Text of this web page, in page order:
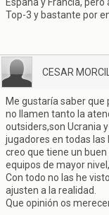
Top-3 y bastante por
CESAR
Me gustaría saber que
no llamen tanto la
outsiders,son Ucrania
jugadores en todas las
creo que tiene un
equipos de mayor
Con todo no las he
ajusten a la realidad.
Que opinión os